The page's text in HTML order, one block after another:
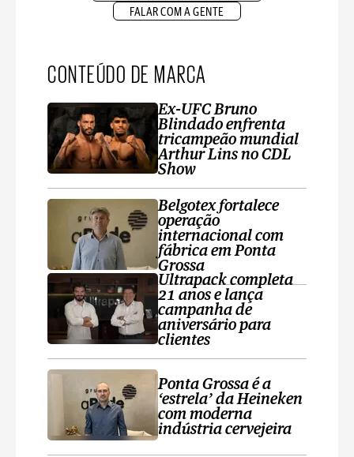
FALAR COM A GENTE
CONTEÚDO DE MARCA
Ex-UFC Bruno
Blindado enfrenta
tricampeão mundial
Arthur Lins no CDL
Show
Belgotex fortalece
operação
internacional com
fábrica em Ponta
Grossa
Ultrapack completa
21 anos e lança
campanha de
aniversário para
clientes
Ponta Grossa é a
‘estrela’ da Heineken
com moderna
indústria cervejeira